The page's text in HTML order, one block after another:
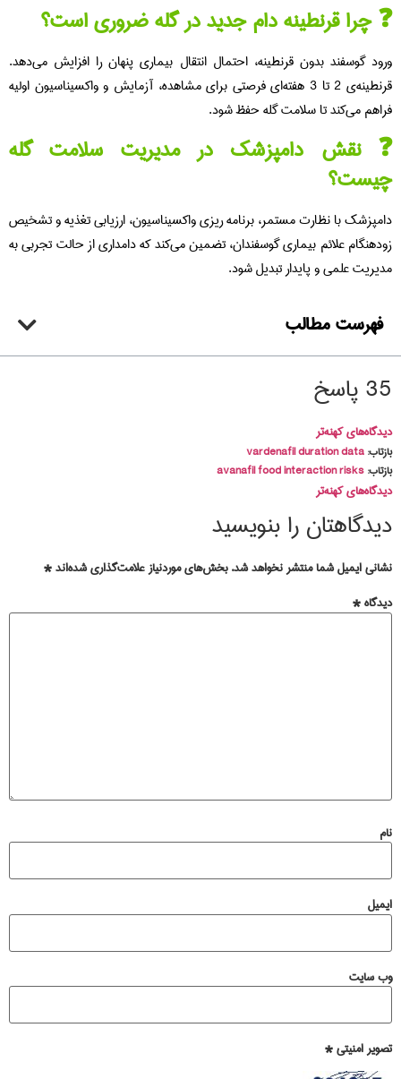
چرا قرنطینه دام جدید در گله ضروری است؟
گوسفند بدون قرنطینه، احتمال انتقال بیماری پنهان را افزایش می‌دهد.
قرنطینه‌ی 2 تا 3 هفته‌ای فرصتی برای مشاهده، آزمایش و واکسیناسیون اولیه
می‌کند تا سلامت گله حفظ شود.
نقش دامپزشک در مدیریت سلامت گله
با نظارت مستمر، برنامه‌ ریزی واکسیناسیون، ارزیابی تغذیه و تشخیص
علائم بیماری‌ گوسفندان، تضمین می‌کند که دامداری از حالت تجربی به
علمی و پایدار تبدیل شود.
فهرست مطالب
کهنه‌تر
vardenafil duration data
avanafil food interaction risks
کهنه‌تر
را بنویسید
ایمیل شما منتشر نخواهد شد. بخش‌های موردنیاز علامت‌گذاری شده‌اند*
*
سایت
امنیتی*